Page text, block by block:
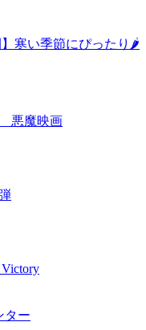
】寒い季節にぴったり🌶️
悪魔映画